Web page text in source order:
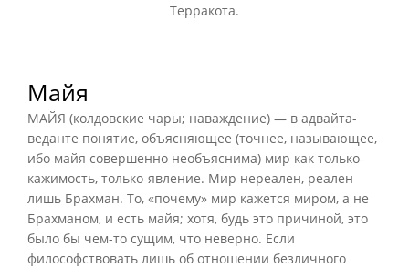
Терракота.
Майя
МАЙЯ (колдовские чары; наваждение) — в адвайта-
веданте понятие, объясняющее (точнее, называющее,
ибо майя совершенно необъяснима) мир как только-
кажимость, только-явление. Мир нереален, реален
лишь Брахман. То, «почему» мир кажется миром, а не
Брахманом, и есть майя; хотя, будь это причиной, это
было бы чем-то сущим, что неверно. Если
философствовать лишь об отношении безличного